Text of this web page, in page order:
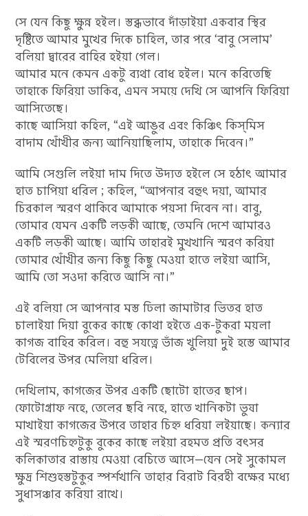
সে যেন কিছু ক্ষুন্ন হইল। স্তব্ধভাবে দাঁড়াইয়া একবার স্থির
দৃষ্টিতে আমার মুখের দিকে চাহিল, তার পরে ‘বাবু সেলাম’
বলিয়া দ্বারের বাহির হইয়া গেল।
আমার মনে কেমন একটু ব্যথা বোধ হইল। মনে করিতেছি
তাহাকে ফিরিয়া ডাকিব, এমন সময়ে দেখি সে আপনি ফিরিয়া
আসিতেছে।
কাছে আসিয়া কহিল, “এই আঙুর এবং কিঞ্চিৎ কিস্‌মিস
বাদাম খোঁখীর জন্য আনিয়াছিলাম, তাহাকে দিবেন।”
আমি সেগুলি লইয়া দাম দিতে উদ্যত হইলে সে হঠাৎ আমার
হাত চাপিয়া ধরিল ; কহিল, “আপনার বহুৎ দয়া, আমার
চিরকাল স্মরণ থাকিবে আমাকে পয়সা দিবেন না। বাবু,
তোমার যেমন একটি লড়কী আছে, তেমনি দেশে আমারও
একটি লড়কী আছে। আমি তাহারই মুখখানি স্মরণ করিয়া
তোমার খোঁখীর জন্য কিছু কিছু মেওয়া হাতে লইয়া আসি,
আমি তো সওদা করিতে আসি না।”
এই বলিয়া সে আপনার মস্ত ঢিলা জামাটার ভিতর হাত
চালাইয়া দিয়া বুকের কাছে কোথা হইতে এক-টুকরা ময়লা
কাগজ বাহির করিল। বহু সযত্নে ভাঁজ খুলিয়া দুই হস্তে আমার
টেবিলের উপর মেলিয়া ধরিল।
দেখিলাম, কাগজের উপর একটি ছোটো হাতের ছাপ।
ফোটোগ্রাফ নহে, তেলের ছবি নহে, হাতে খানিকটা ভুষা
মাখাইয়া কাগজের উপরে তাহার চিহ্ন ধরিয়া লইয়াছে। কন্যার
এই স্মরণচিহ্নটুকু বুকের কাছে লইয়া রহমত প্রতি বৎসর
কলিকাতার রাস্তায় মেওয়া বেচিতে আসে—যেন সেই সুকোমল
ক্ষুদ্র শিশুহস্তটুকুর স্পর্শখানি তাহার বিরাট বিরহী বক্ষের মধ্যে
সুধাসঞ্চার করিয়া রাখে।